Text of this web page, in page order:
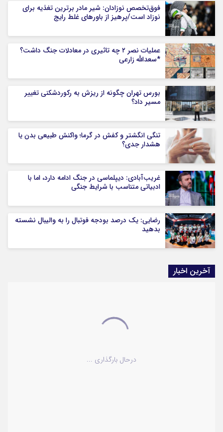
فوق‌تخصص نوزادان: شیر مادر برترین تغذیه برای
نوزاد است/پرهیز از باورهای غلط رایج
عملیات نصر ۲ چه تاثیری در معادلات جنگ داشت؟
*سعدالله زارعی
بورس تهران چگونه از ریزش به رکوردشکنی تغییر
مسیر داد؟
تنگی انگشتر و کفش در گرما؛ واکنش طبیعی بدن یا
هشدار جدی؟
غریب‌آبادی: دیپلماسی در جنگ ادامه دارد، اما با
ادبیاتی متناسب با شرایط جنگی
رضایی: یک درصد بودجه فوتبال را به والیبال نشسته
بدهید
آخرین اخبار
درحال بارگذاری ...